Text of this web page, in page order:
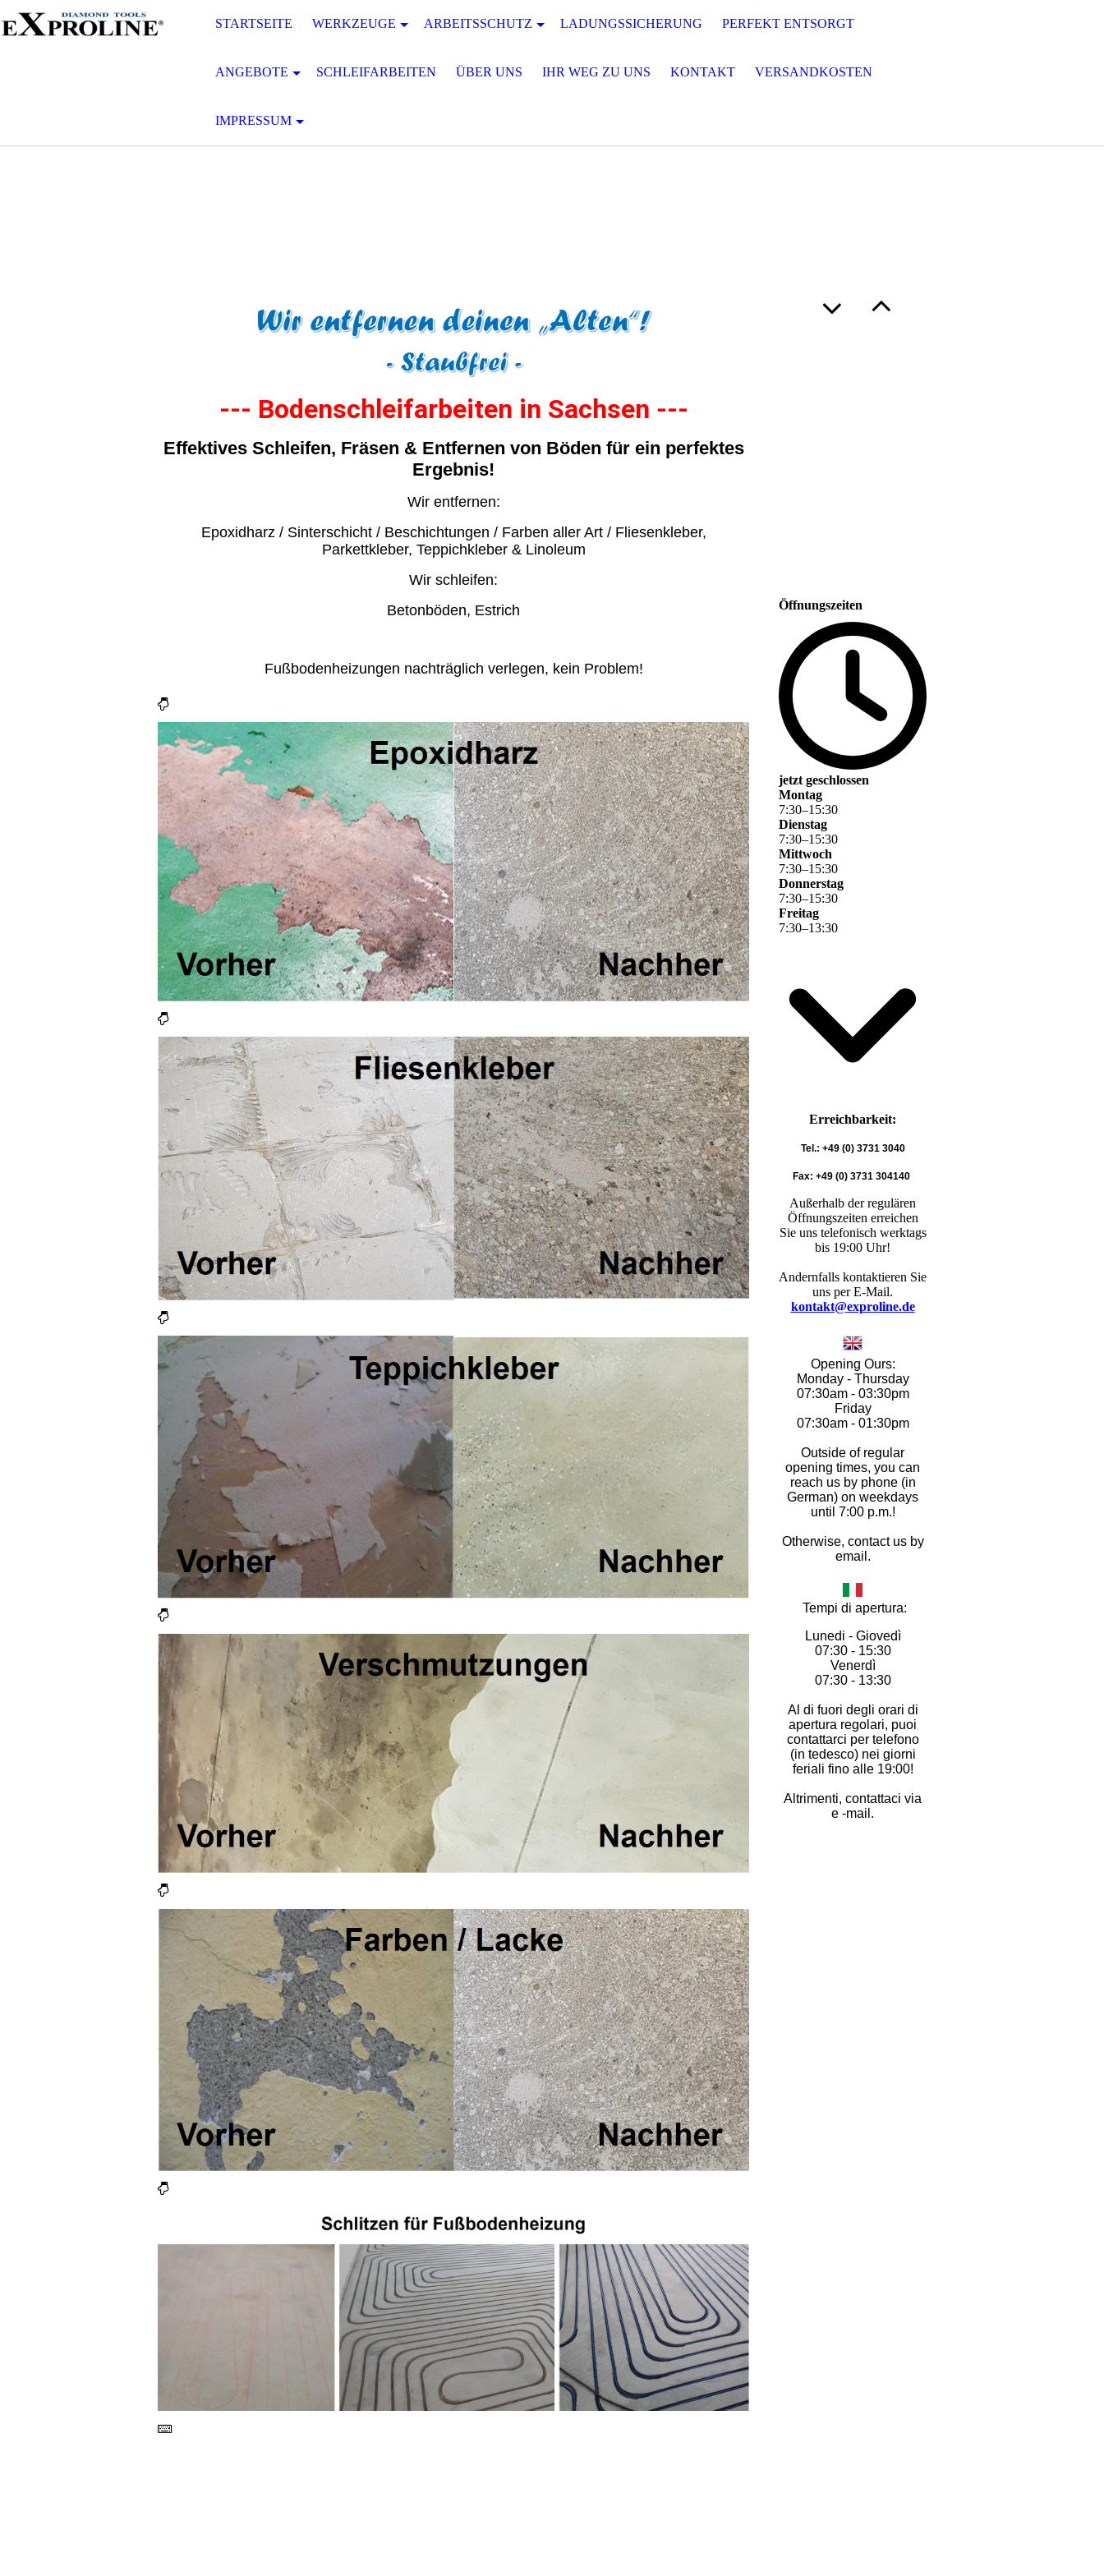
STARTSEITE WERKZEUGE ARBEITSSCHUTZ LADUNGSSICHERUNG PERFEKT ENTSORGT
ANGEBOTE SCHLEIFARBEITEN ÜBER UNS IHR WEG ZU UNS KONTAKT VERSANDKOSTEN
IMPRESSUM
--- Bodenschleifarbeiten in Sachsen ---
Effektives Schleifen, Fräsen & Entfernen von Böden für ein perfektes
Ergebnis!
Wir entfernen:
Epoxidharz / Sinterschicht / Beschichtungen / Farben aller Art / Fliesenkleber,
Parkettkleber, Teppichkleber & Linoleum
Wir schleifen:
Betonböden, Estrich
Fußbodenheizungen nachträglich verlegen, kein Problem!
Öffnungszeiten
jetzt geschlossen
Montag
7:30–15:30
Dienstag
7:30–15:30
Mittwoch
7:30–15:30
Donnerstag
7:30–15:30
Freitag
7:30–13:30
Erreichbarkeit:
Tel.: +49 (0) 3731 3040
Fax: +49 (0) 3731 304140
Außerhalb der regulären
Öffnungszeiten erreichen
Sie uns telefonisch werktags
bis 19:00 Uhr!
Andernfalls kontaktieren Sie
uns per E-Mail.
kontakt@exproline.de
Opening Ours:
Monday - Thursday
07:30am - 03:30pm
Friday
07:30am - 01:30pm
Outside of regular
opening times, you can
reach us by phone (in
German) on weekdays
until 7:00 p.m.!
Otherwise, contact us by
email.
Tempi di apertura:
Lunedi - Giovedì
07:30 - 15:30
Venerdì
07:30 - 13:30
Al di fuori degli orari di
apertura regolari, puoi
contattarci per telefono
(in tedesco) nei giorni
feriali fino alle 19:00!
Altrimenti, contattaci via
e -mail.